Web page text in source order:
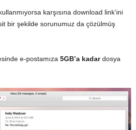
karşısına download link’ini
bir şekilde sorunumuz da çözülmüş
e-postamıza 5GB’a kadardosya